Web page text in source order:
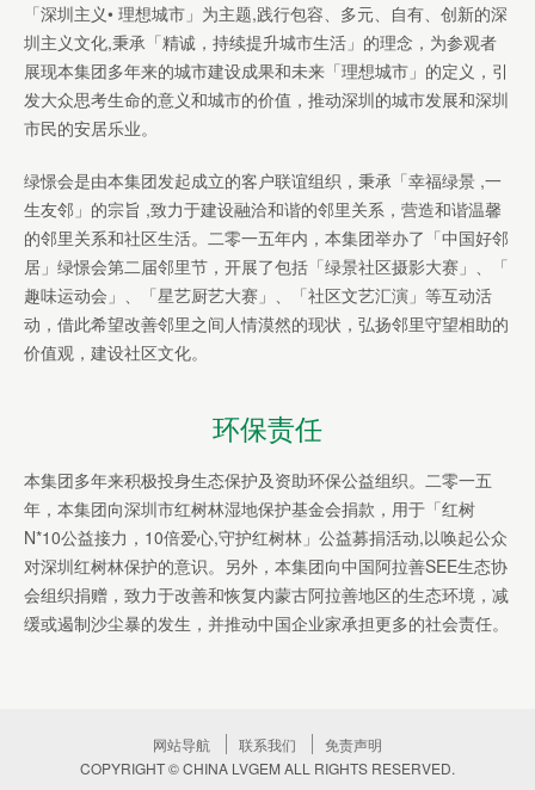
「深圳主义• 理想城市」为主题,践行包容、多元、自有、创新的深
圳主义文化,秉承「精诚，持续提升城市生活」的理念，为参观者
展现本集团多年来的城市建设成果和未来「理想城市」的定义，引
发大众思考生命的意义和城市的价值，推动深圳的城市发展和深圳
市民的安居乐业。
绿憬会是由本集团发起成立的客户联谊组织，秉承「幸福绿景 ,一
生友邻」的宗旨 ,致力于建设融洽和谐的邻里关系，营造和谐温馨
的邻里关系和社区生活。二零一五年内，本集团举办了「中国好邻
居」绿憬会第二届邻里节，开展了包括「绿景社区摄影大赛」、「
趣味运动会」、「星艺厨艺大赛」、「社区文艺汇演」等互动活
动，借此希望改善邻里之间人情漠然的现状，弘扬邻里守望相助的
价值观，建设社区文化。
环保责任
本集团多年来积极投身生态保护及资助环保公益组织。二零一五
年，本集团向深圳市红树林湿地保护基金会捐款，用于「红树
N*10公益接力，10倍爱心,守护红树林」公益募捐活动,以唤起公众
对深圳红树林保护的意识。另外，本集团向中国阿拉善SEE生态协
会组织捐赠，致力于改善和恢复内蒙古阿拉善地区的生态环境，减
缓或遏制沙尘暴的发生，并推动中国企业家承担更多的社会责任。
网站导航 联系我们
免责声明
COPYRIGHT © CHINA LVGEM ALL RIGHTS RESERVED.